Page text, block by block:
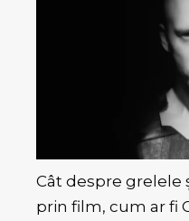
Cât despre grelele
prin film, cum ar fi